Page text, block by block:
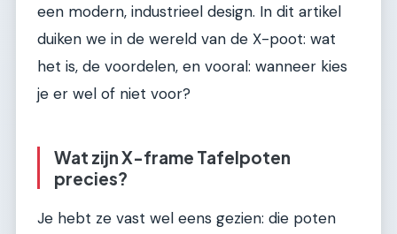
een modern, industrieel design. In dit artikel
duiken we in de wereld van de X-poot: wat
het is, de voordelen, en vooral: wanneer kies
je er wel of niet voor?
Wat zijn X-frame Tafelpoten
precies?
Je hebt ze vast wel eens gezien: die poten